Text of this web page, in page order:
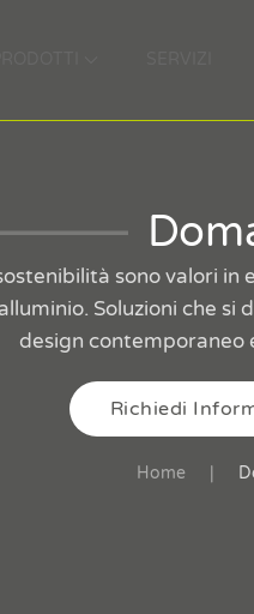
sono valori
Soluzioni che
design contemporaneo
Richiedi
Home